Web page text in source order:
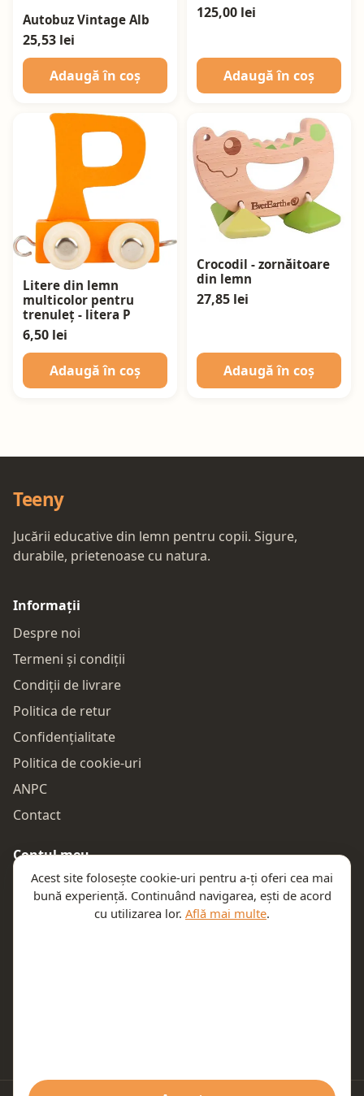
Autobuz Vintage Alb
25,53 lei
Adaugă în coș
125,00 lei
Adaugă în coș
Litere din lemn
multicolor pentru
trenuleț - litera P
6,50 lei
Adaugă în coș
Crocodil - zornăitoare
din lemn
27,85 lei
Adaugă în coș
Teeny
Jucării educative din lemn pentru copii. Sigure,
durabile, prietenoase cu natura.
Informații
Despre noi
Termeni și condiții
Condiții de livrare
Politica de retur
Confidențialitate
Politica de cookie-uri
ANPC
Contact
Contul meu
Autentificare
Comenzile mele
Acest site folosește cookie-uri pentru a-ți oferi cea mai
bună experiență. Continuând navigarea, ești de acord
cu utilizarea lor. Află mai multe.